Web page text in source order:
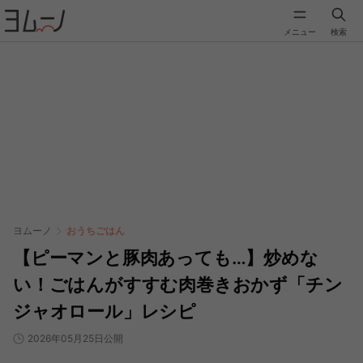
メニュー 検索
ヨムーノ おうちごはん
【ピーマンと豚肉あっても…】炒めな
い！ごはんがすすむ肉巻きおかず「チン
ジャオロール」レシピ
2026年05月25日公開